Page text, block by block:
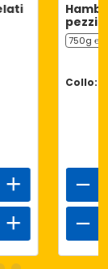
pezzi
750g ℮
Collo: